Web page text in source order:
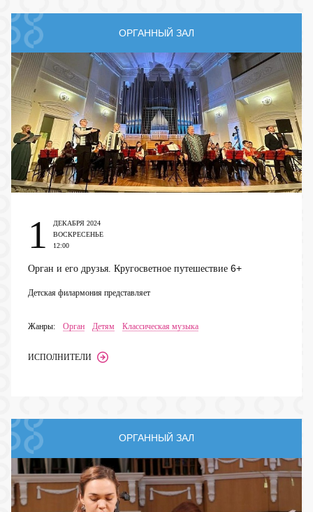
ОРГАННЫЙ ЗАЛ
1
ДЕКАБРЯ 2024
ВОСКРЕСЕНЬЕ
12:00
Орган и его друзья. Кругосветное путешествие 6+
Детская филармония представляет
Жанры: Орган Детям Классическая музыка
ИСПОЛНИТЕЛИ
ОРГАННЫЙ ЗАЛ